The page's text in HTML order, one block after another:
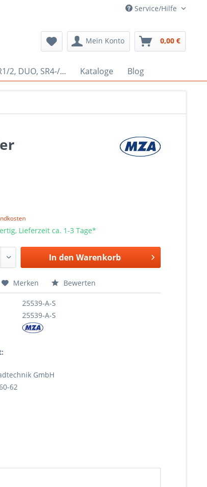
Service/Hilfe
Mein Konto 0,00 €
2, DUO, SR4-/... Kataloge Blog
Lieferzeit ca. 1-3 Tage*
In den Warenkorb
Merken Bewerten
25539-A-S
25539-A-S
GmbH
62